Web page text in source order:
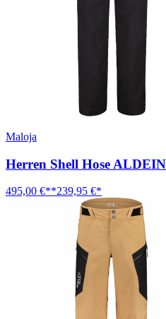
Maloja
Herren Shell Hose
495,00 €**239,95 €*